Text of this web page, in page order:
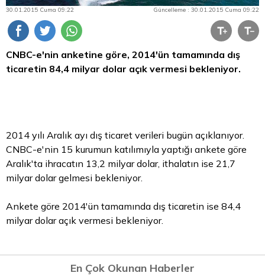
30.01.2015 Cuma 09:22 Güncelleme : 30.01.2015 Cuma 09:22
CNBC-e'nin anketine göre, 2014'ün tamamında dış
ticaretin 84,4 milyar dolar açık vermesi bekleniyor.
2014 yılı Aralık ayı dış ticaret verileri bugün açıklanıyor.
CNBC-e'nin 15 kurumun katılımıyla yaptığı ankete göre
Aralık'ta ihracatın 13,2 milyar dolar, ithalatın ise 21,7
milyar dolar gelmesi bekleniyor.
Ankete göre 2014'ün tamamında dış ticaretin ise 84,4
milyar dolar açık vermesi bekleniyor.
En Çok Okunan Haberler